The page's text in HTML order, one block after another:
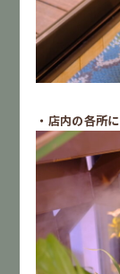
・店内の各所